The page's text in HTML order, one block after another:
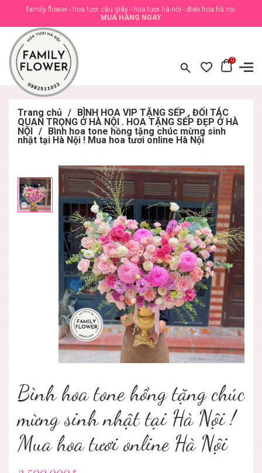
family flower - hoa tươi cầu giấy - hoa tươi hà nội - điện hoa hà nội
MUA HÀNG NGAY
0
Trang chủ / BÌNH HOA VIP TẶNG SẾP , ĐỐI TÁC
QUAN TRỌNG Ở HÀ NỘI . HOA TẶNG SẾP ĐẸP Ở HÀ
NỘI / Bình hoa tone hồng tặng chúc mừng sinh
nhật tại Hà Nội ! Mua hoa tươi online Hà Nội
Bình hoa tone hồng tặng chúc
mừng sinh nhật tại Hà Nội !
Mua hoa tươi online Hà Nội